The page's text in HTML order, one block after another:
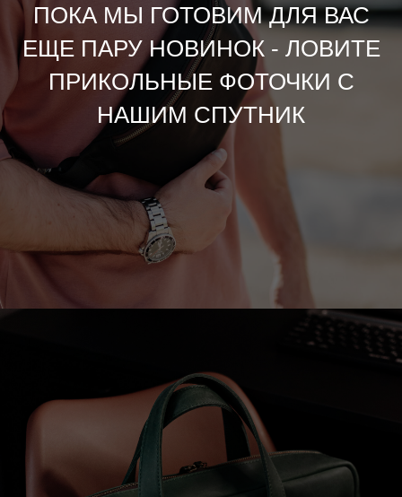
ПОКА МЫ ГОТОВИМ ДЛЯ ВАС
ЕЩЕ ПАРУ НОВИНОК - ЛОВИТЕ
ПРИКОЛЬНЫЕ ФОТОЧКИ С
НАШИМ СПУТНИК